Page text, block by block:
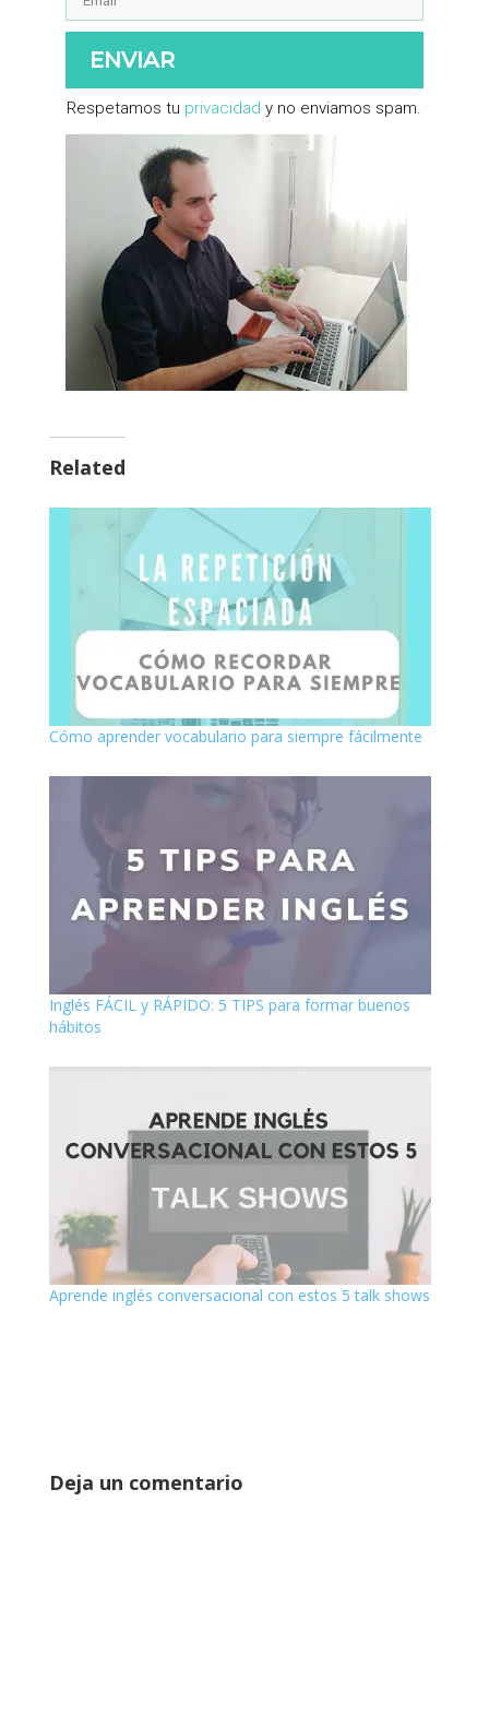
ENVIAR
​Respetamos tu ​ privacidad ​ y no enviamos spam.
Related
Cómo aprender vocabulario para siempre fácilmente
Inglés FÁCIL y RÁPIDO: 5 TIPS para formar buenos
hábitos
Aprende inglés conversacional con estos 5 talk shows
Deja un comentario